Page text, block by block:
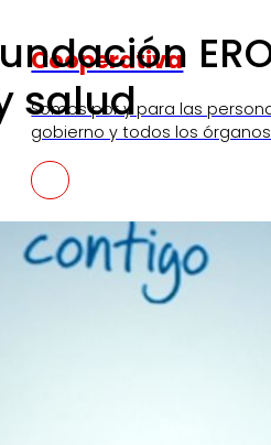
Cooperativa
Somos por y para las
gobierno y todos los
salud